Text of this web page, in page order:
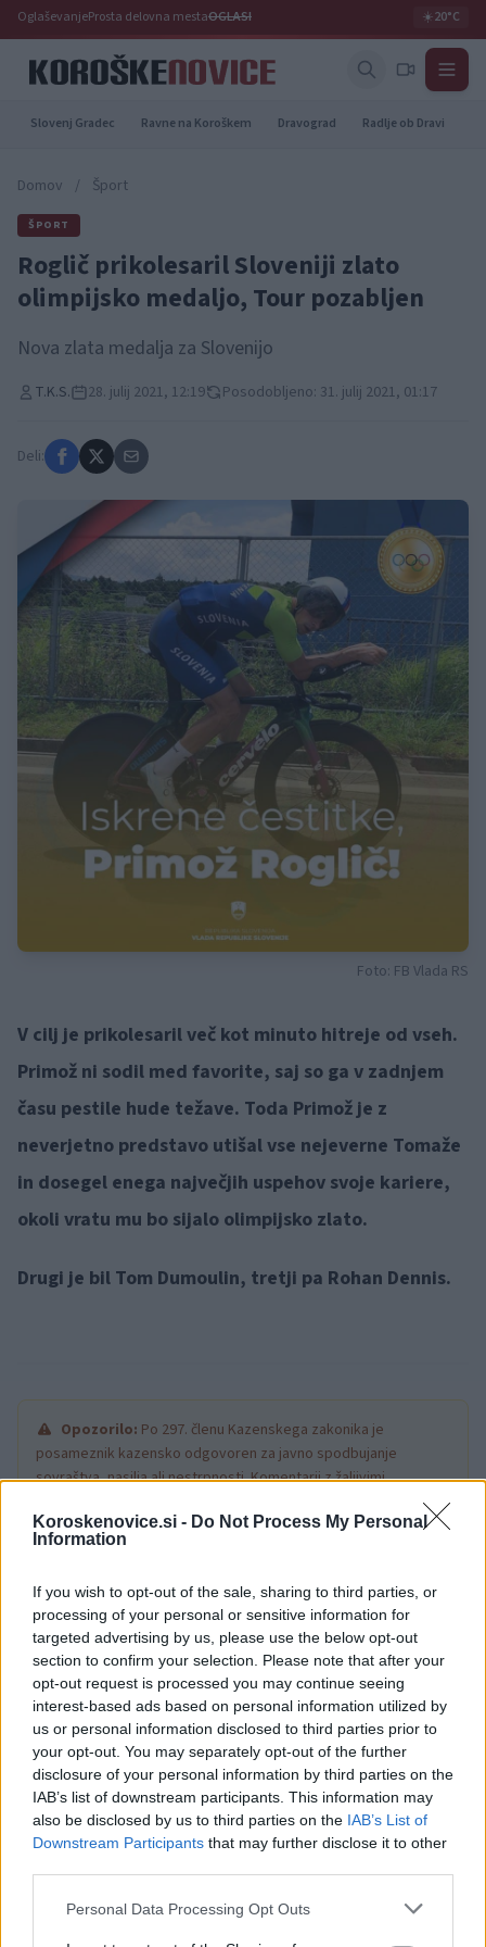
Koroskenovice.si - Do Not Process My Personal
Information
If you wish to opt-out of the sale, sharing to third parties, or
processing of your personal or sensitive information for
targeted advertising by us, please use the below opt-out
section to confirm your selection. Please note that after your
opt-out request is processed you may continue seeing
interest-based ads based on personal information utilized by
us or personal information disclosed to third parties prior to
your opt-out. You may separately opt-out of the further
disclosure of your personal information by third parties on the
IAB’s list of downstream participants. This information may
also be disclosed by us to third parties on the IAB’s List of
Downstream Participants that may further disclose it to other
Please note that this website/app uses one or more Google
Personal Data Processing Opt Outs
OglaševanjeProsta delovna mestaOGLASI ☀️20°C
Slovenj Gradec Ravne na Koroškem Dravograd Radlje ob Dravi
Domov / Šport
ŠPORT
Roglič prikolesaril Sloveniji zlato
olimpijsko medaljo, Tour pozabljen
Nova zlata medalja za Slovenijo
T.K.S. 28. julij 2021, 12:19 Posodobljeno: 31. julij 2021, 01:17
Deli:
Foto: FB Vlada RS
V cilj je prikolesaril več kot minuto hitreje od vseh.
Primož ni sodil med favorite, saj so ga v zadnjem
času pestile hude težave. Toda Primož je z
neverjetno predstavo utišal vse nejeverne Tomaže
in dosegel enega največjih uspehov svoje kariere,
okoli vratu mu bo sijalo olimpijsko zlato.
Drugi je bil Tom Dumoulin, tretji pa Rohan Dennis.
Opozorilo: Po 297. členu Kazenskega zakonika je
posameznik kazensko odgovoren za javno spodbujanje
sovraštva, nasilja ali nestrpnosti. Komentarji z žaljivimi,
rasističnimi, diskriminatornimi ali nezakonitimi vsebinami bodo
odstranjeni. Pravila komentiranja →
Failed to fetch
Kategorije: Šport
Ključne besede: olimpijske igre
primož rogljič
zlato